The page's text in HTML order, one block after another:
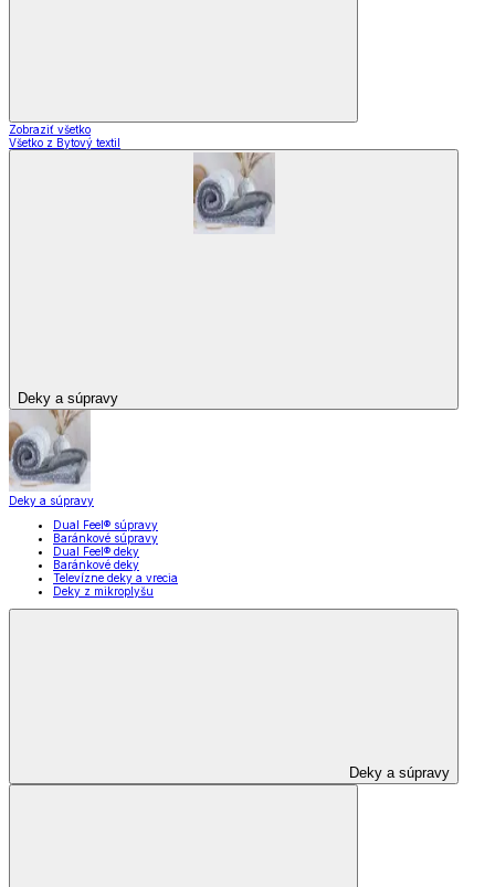
Zobraziť všetko
Všetko z Bytový textil
Deky a súpravy
Deky a súpravy
Dual Feel® súpravy
Baránkové súpravy
Dual Feel® deky
Baránkové deky
Televízne deky a vrecia
Deky z mikroplyšu
Deky a súpravy